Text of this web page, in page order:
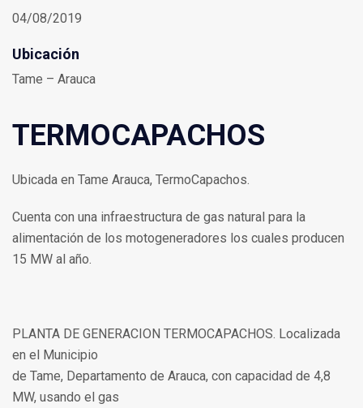
04/08/2019
Ubicación
Tame – Arauca
TERMOCAPACHOS
Ubicada en Tame Arauca, TermoCapachos.
Cuenta con una infraestructura de gas natural para la
alimentación de los motogeneradores los cuales producen
15 MW al año.
PLANTA DE GENERACION TERMOCAPACHOS. Localizada
en el Municipio
de Tame, Departamento de Arauca, con capacidad de 4,8
MW, usando el gas